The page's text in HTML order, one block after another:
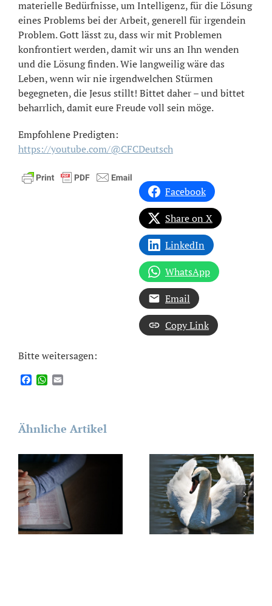
materielle Bedürfnisse, um Intelligenz, für die Lösung
eines Problems bei der Arbeit, generell für irgendein
Problem. Gott lässt zu, dass wir mit Problemen
konfrontiert werden, damit wir uns an Ihn wenden
und die Lösung finden. Wie langweilig wäre das
Leben, wenn wir nie irgendwelchen Stürmen
begegneten, die Jesus stillt! Bittet daher – und bittet
beharrlich, damit eure Freude voll sein möge.
Empfohlene Predigten:
https://youtube.com/@CFCDeutsch
Facebook
Share on X
LinkedIn
WhatsApp
Email
Copy Link
Bitte weitersagen:
FacebookWhatsApp
Ähnliche Artikel